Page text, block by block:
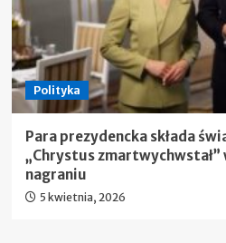
Polityka
Para prezydencka składa
„Chrystus
nagraniu
5 kwietnia, 2026